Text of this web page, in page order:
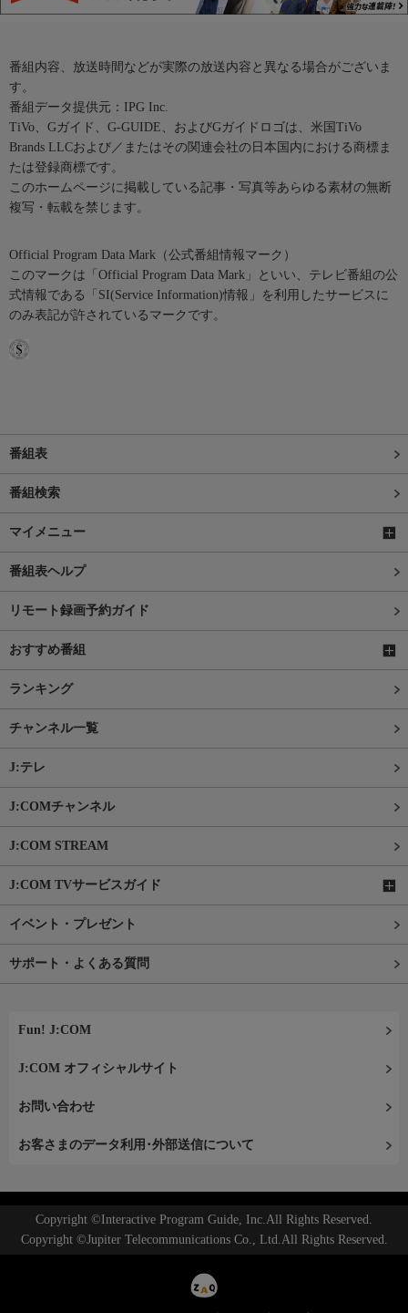
番組内容、放送時間などが実際の放送内容と異なる場合がございま
す。
番組データ提供元：IPG Inc.
TiVo、Gガイド、G-GUIDE、およびGガイドロゴは、米国TiVo
Brands LLCおよび／またはその関連会社の日本国内における商標ま
たは登録商標です。
このホームページに掲載している記事・写真等あらゆる素材の無断
複写・転載を禁じます。
Official Program Data Mark（公式番組情報マーク）
このマークは「Official Program Data Mark」といい、テレビ番組の公
式情報である「SI(Service Information)情報」を利用したサービスに
のみ表記が許されているマークです。
番組表
番組検索
マイメニュー
番組表ヘルプ
リモート録画予約ガイド
おすすめ番組
ランキング
チャンネル一覧
J:テレ
J:COMチャンネル
J:COM STREAM
J:COM TVサービスガイド
イベント・プレゼント
サポート・よくある質問
Fun! J:COM
J:COM オフィシャルサイト
お問い合わせ
お客さまのデータ利用･外部送信について
Copyright ©Interactive Program Guide, Inc.All Rights Reserved.
Copyright ©Jupiter Telecommunications Co., Ltd.All Rights Reserved.